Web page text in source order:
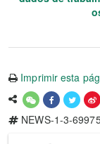
Imprimir esta
NEWS-1-3-